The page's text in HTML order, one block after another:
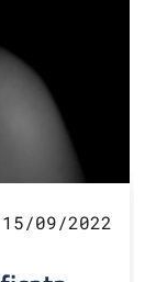
15/09/2022